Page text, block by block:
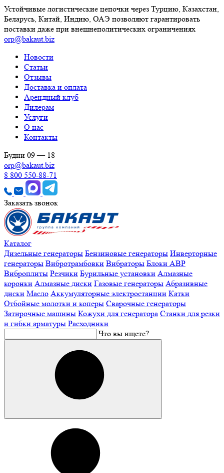
Устойчивые логистические цепочки через Турцию, Казахстан,
Беларусь, Китай, Индию, ОАЭ позволяют гарантировать
поставки даже при внешнеполитических ограничениях
orp@bakaut.biz
Новости
Статьи
Отзывы
Доставка и оплата
Арендный клуб
Дилерам
Услуги
О нас
Контакты
Будни 09 — 18
orp@bakaut.biz
8 800 550-88-71
Заказать звонок
Каталог
Дизельные генераторы Бензиновые генераторы Инверторные
генераторы Вибротрамбовки Вибраторы Блоки АВР
Виброплиты Резчики Бурильные установки Алмазные
коронки Алмазные диски Газовые генераторы Абразивные
диски Масло Аккумуляторные электростанции Катки
Отбойные молотки и коперы Сварочные генераторы
Затирочные машины Кожухи для генератора Станки для резки
и гибки арматуры Расходники
Что вы ищете?